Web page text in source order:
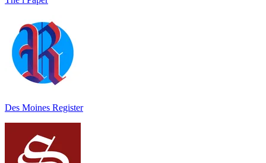
Des Moines Register